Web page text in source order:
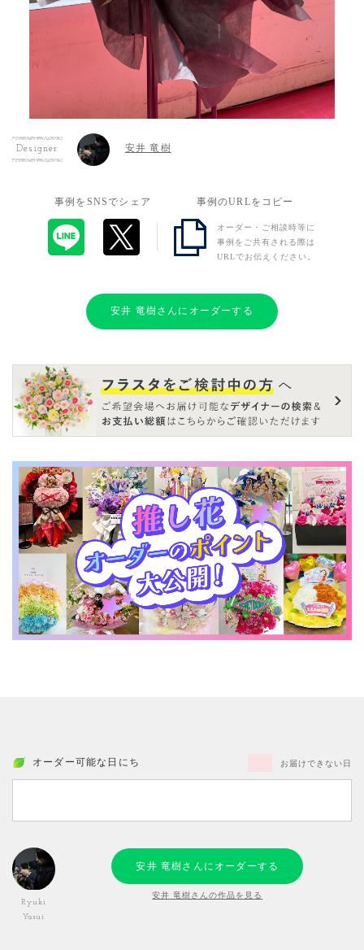
Designer 安井 竜樹
事例をSNSでシェア 事例のURLをコピー
オーダー・ご相談時等に
事例をご共有される際は
URLでお伝えください。
安井 竜樹さんにオーダーする
オーダー可能な日にち お届けできない日
Ryuki
Yasui
安井 竜樹さんにオーダーする
安井 竜樹さんの作品を見る